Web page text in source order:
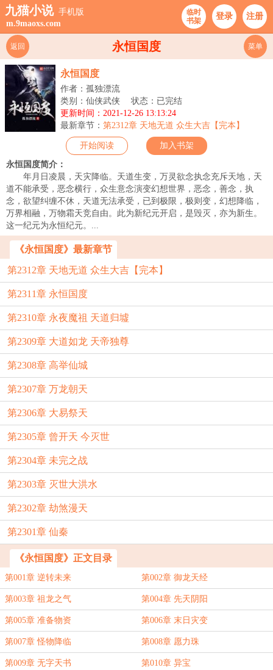
九猫小说 手机版
m.9maoxs.com
临时
书架
登录 注册
永恒国度
返回 菜单
永恒国度
作者：孤独漂流
类别：仙侠武侠
状态：已完结
更新时间：2021-12-26 13:13:24
最新章节： 第2312章 天地无道 众生大吉【完本】
开始阅读 加入书架
永恒国度简介：
年月日凌晨，天灾降临。天道生变，万灵欲念执念充斥天地，天
道不能承受，恶念横行，众生意念演变幻想世界，恶念，善念，执
念，欲望纠缠不休，天道无法承受，已到极限，极则变，幻想降临，
万界相融，万物霜天竞自由。此为新纪元开启，是毁灭，亦为新生。
这一纪元为永恒纪元。...
《永恒国度》最新章节
第2312章 天地无道 众生大吉【完本】
第2311章 永恒国度
第2310章 永夜魔祖 天道归墟
第2309章 大道如龙 天帝独尊
第2308章 高举仙城
第2307章 万龙朝天
第2306章 大易祭天
第2305章 曾开天 今灭世
第2304章 未完之战
第2303章 灭世大洪水
第2302章 劫煞漫天
第2301章 仙秦
《永恒国度》正文目录
第001章 逆转未来 第002章 御龙天经
第003章 祖龙之气 第004章 先天阴阳
第005章 准备物资 第006章 末日灾变
第007章 怪物降临 第008章 愿力珠
第009章 无字天书 第010章 异宝